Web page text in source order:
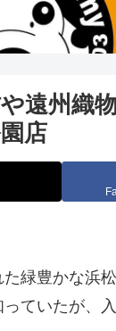
遠州織
店
緑豊かな浜
ていたが、